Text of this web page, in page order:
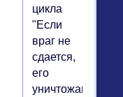
цикла
"Если
враг не
сдается,
его
уничтожают!"